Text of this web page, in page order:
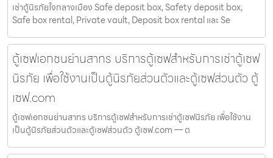
เช่าตู้นิรภัยใจกลางเมือง Safe deposit box, Safety deposit box,
Safe box rental, Private vault, Deposit box rental และ Se
ตู้เซฟเอกชนย่านสาทร บริการตู้เซฟสำหรับการเช่าตู้เซฟ
นิรภัย เพื่อใช้งานเป็นตู้นิรภัยส่วนตัวและตู้เซฟส่วนตัว ตู้
เซฟ.com
ตู้เซฟเอกชนย่านสาทร บริการตู้เซฟสำหรับการเช่าตู้เซฟนิรภัย เพื่อใช้งาน
เป็นตู้นิรภัยส่วนตัวและตู้เซฟส่วนตัว ตู้เซฟ.com — ต